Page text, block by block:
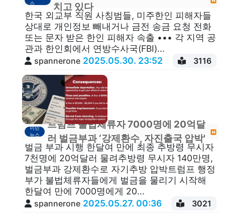
스
치고 있다
한국 외교부 직원 사칭범들, 미주한인 피해자들
상대로 개인정보 빼내거나 금전 송금 요청 전화
또는 문자 받은 한인 피해자 속출 ••• 각 지역 공
관과 한인회에서 연방수사국(FBI)...
spannerone 2025.05.30. 23:52 3116
이민
뉴스
트럼프 불법체류자 7000명에 20억달
러 벌금부과 ‘강제환수, 자진출국 압박'
벌금 부과 시행 한달여 만에 최종 추방령 무시자
7천명에 20억달러 물려추방령 무시자 140만명,
벌금부과 강제환수로 자기추방 압박트럼프 행정
부가 불법체류자들에게 벌금을 물리기 시작해
한달여 만에 7000명에게 20...
spannerone 2025.05.27. 00:36 3021